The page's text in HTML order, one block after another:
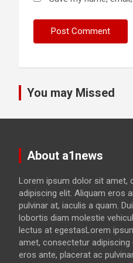
You may Missed
About a1news
Lorem ipsum dolor sit amet,
adipiscing elit. Aliquam eros
pulvinar at, iaculis a quam.
lobortis diam molestie
lectus at egestasLorem
amet, consectetur adipiscing
eros ante, placerat ac